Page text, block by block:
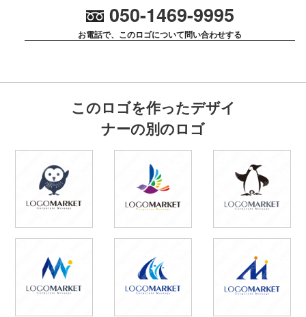
050-1469-9995
お電話で、このロゴについて問い合わせする
このロゴを作ったデザイ
ナーの別のロゴ